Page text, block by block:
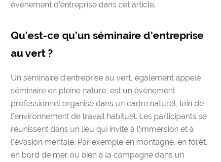
évènement d’entreprise dans cet article.
Qu’est-ce qu’un séminaire d’entreprise
au vert ?
Un séminaire d’entreprise au vert, également appelé
séminaire en pleine nature , est un événement
professionnel organisé dans un cadre naturel, loin de
l’environnement de travail habituel. Les participants se
réunissent dans un lieu qui invite à l’immersion et à
l’évasion mentale. Par exemple en montagne, en forêt,
en bord de mer ou bien à la campagne dans un